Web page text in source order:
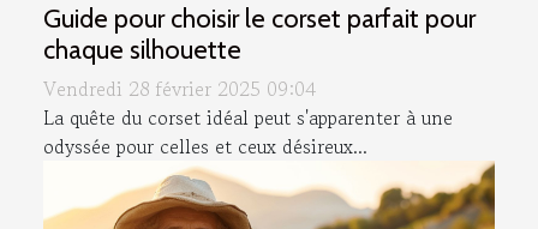
Guide pour choisir le corset parfait pour
chaque silhouette
Vendredi 28 février 2025 09:04
La quête du corset idéal peut s'apparenter à une
odyssée pour celles et ceux désireux...